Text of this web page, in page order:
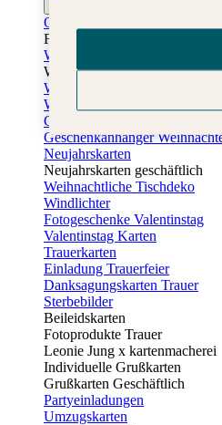
Osterkarten
Fotogeschenke zu Ostern
Weihnachtskarten
Weihnachtskarten selbst
Weihnachtskarten geschäftlich
Weihnachtsfeier Einladungen
Geschenkaufkleber
Geschenkanhänger
Neujahrskarten
Neujahrskarten geschäftlich
Weihnachtliche Tischdeko
Windlichter
Fotogeschenke Valentinstag
Valentinstag Karten
Trauerkarten
Einladung Trauerfeier
Danksagungskarten Trauer
Sterbebilder
Beileidskarten
Fotoprodukte Trauer
Leonie Jung x kartenmacherei
Individuelle Grußkarten
Grußkarten Geschäftlich
Partyeinladungen
Umzugskarten